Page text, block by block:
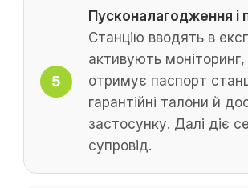
Пусконалагодження і
Станцію вводять в
активують
отримує паспорт
гарантійні талони й
застосунку. Далі діє
супровід.